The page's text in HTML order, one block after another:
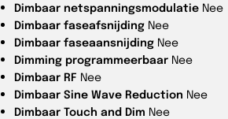
Dimbaar netspanningsmodulatie Nee
Dimbaar faseafsnijding Nee
Dimbaar faseaansnijding Nee
Dimming programmeerbaar Nee
Dimbaar RF Nee
Dimbaar Sine Wave Reduction Nee
Dimbaar Touch and Dim Nee